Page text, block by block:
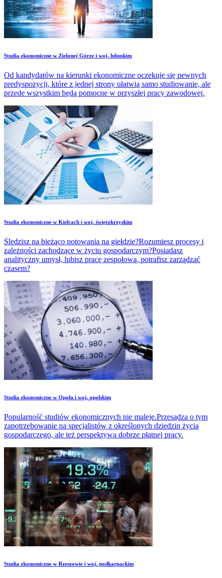
Studia ekonomiczne w Zielonej Górze i woj. lubuskim
Od kandydatów na kierunki ekonomiczne oczekuje się pewnych
predyspozycji, które z jednej strony ułatwią samo studiowanie, ale
przede wszystkim będą pomocne w przyszłej pracy zawodowej.
Studia ekonomiczne w Kielcach i woj. świętokrzyskim
Śledzisz na bieżąco notowania na giełdzie?Rozumiesz procesy i
zależności zachodzące w życiu gospodarczym?Posiadasz
analityczny umysł, lubisz pracę zespołową, potrafisz zarządzać
czasem?
Studia ekonomiczne w Opolu i woj. opolskim
Popularność studiów ekonomicznych nie maleje.Przesądza o tym
zapotrzebowanie na specjalistów z określonych dziedzin życia
gospodarczego, ale też perspektywa dobrze płatnej pracy.
Studia ekonomiczne w Rzeszowie i woj. podkarpackim